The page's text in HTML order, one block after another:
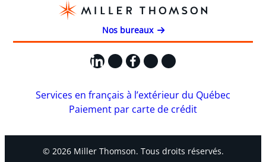
Nos bureaux
LinkedIn
X Facebook
Instagram
YouTube
Services en français à l’extérieur du Québec
Paiement par carte de crédit
© 2026 Miller Thomson. Tous droits réservés.